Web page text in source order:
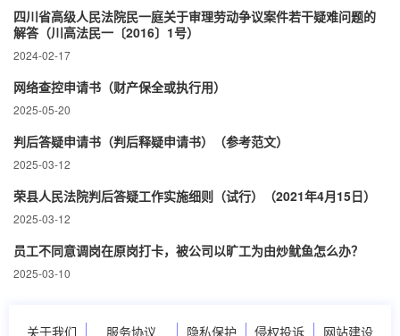
四川省高级人民法院民一庭关于审理劳动争议案件若干疑难问题的
解答（川高法民一〔2016〕1号）
2024-02-17
网络查控申请书（财产保全或执行用）
2025-05-20
判后答疑申请书（判后释疑申请书）（参考范文）
2025-03-12
荣县人民法院判后答疑工作实施细则（试行）（2021年4月15日）
2025-03-12
员工不同意调岗在原岗打卡，被公司以旷工为由炒鱿鱼怎么办？
2025-03-10
关于我们 服务协议 隐私保护 侵权投诉 网站建设